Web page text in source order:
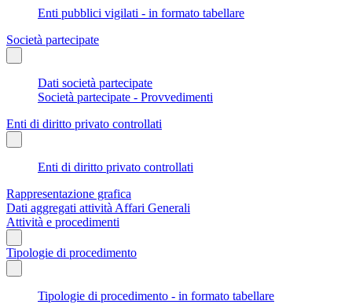
Enti pubblici vigilati - in formato tabellare
Società partecipate
Dati società partecipate
Società partecipate - Provvedimenti
Enti di diritto privato controllati
Enti di diritto privato controllati
Rappresentazione grafica
Dati aggregati attività Affari Generali
Attività e procedimenti
Tipologie di procedimento
Tipologie di procedimento - in formato tabellare